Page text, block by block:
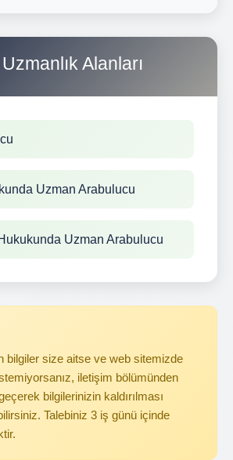
Uzmanlık Alanları
Uzman Arabulucu
Uzman Arabulucu
bilgiler size aitse ve web sitemizde
iletişim bölümünden
bilgilerinizin kaldırılması
Talebiniz 3 iş günü içinde